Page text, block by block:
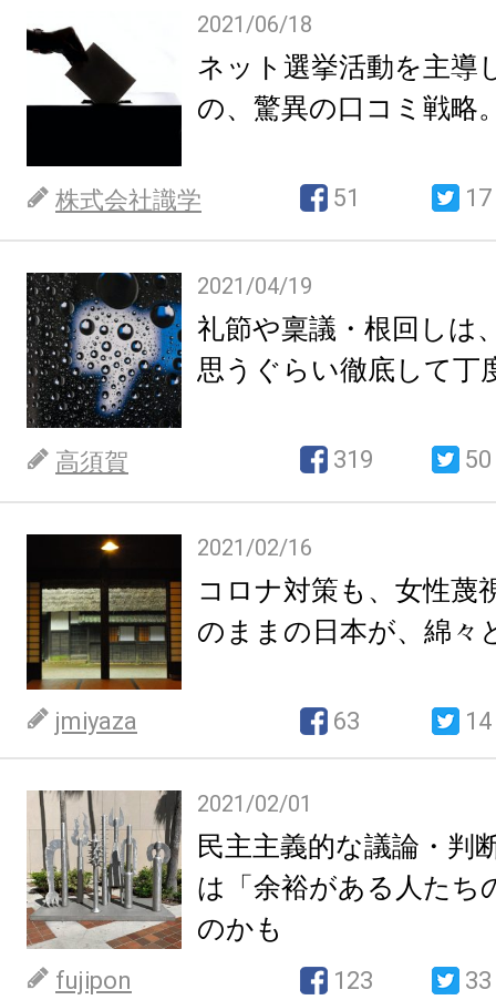
2021/06/18
ネット選挙活動を主導
の、驚異の口コミ戦略
株式会社識学 51 17
2021/04/19
礼節や稟議・根回しは
思うぐらい徹底して丁
高須賀 319 50
2021/02/16
コロナ対策も、女性蔑
のままの日本が、綿々
jmiyaza 63 14
2021/02/01
民主主義的な議論・判
は「余裕がある人たち
のかも
fujipon 123 33